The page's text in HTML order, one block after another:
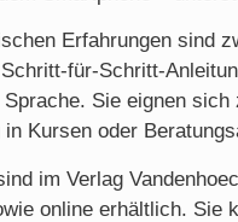
Erfahrungen sind
für-Schritt-
Sie eignen
Kursen oder
im Verlag
online erhältlich. Sie